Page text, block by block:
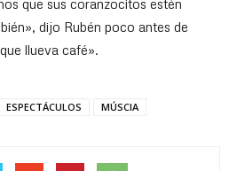
que sus coranzocitos estén
dijo Rubén poco antes de
llueva café».
ESPECTÁCULOS MÚSCIA